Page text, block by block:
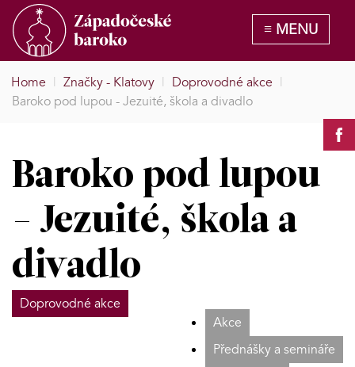
Home | Značky - Klatovy | Doprovodné akce |
Baroko pod lupou - Jezuité, škola a divadlo
Baroko pod lupou
- Jezuité, škola a
divadlo
Doprovodné akce
Akce
Přednášky a semináře